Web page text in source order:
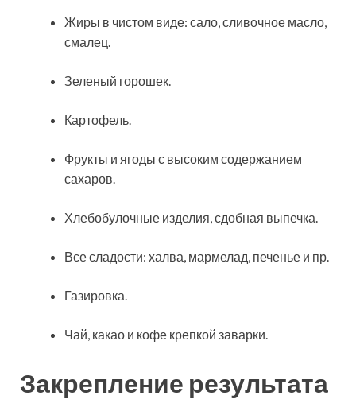
Жиры в чистом виде: сало, сливочное масло,
смалец.
Зеленый горошек.
Картофель.
Фрукты и ягоды с высоким содержанием
сахаров.
Хлебобулочные изделия, сдобная выпечка.
Все сладости: халва, мармелад, печенье и пр.
Газировка.
Чай, какао и кофе крепкой заварки.
Закрепление результата